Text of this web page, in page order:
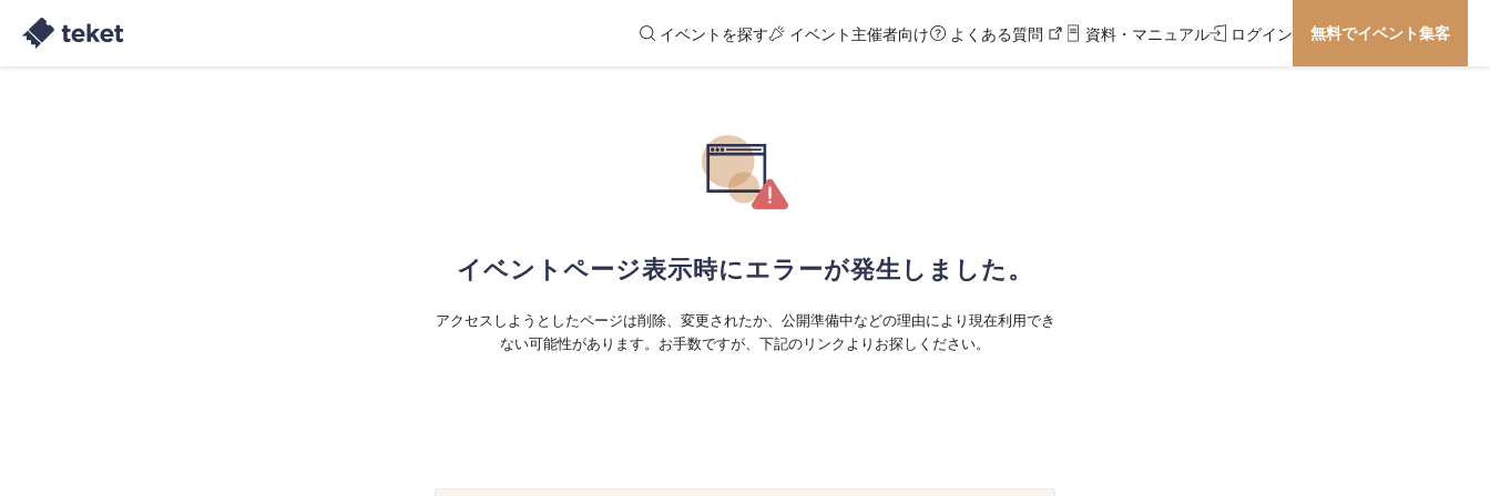
イベントを探す イベント主催者向け よくある質問 資料・マニュアル ログイン 無料でイベント集客
イベントページ表示時にエラーが発生しました。
アクセスしようとしたページは削除、変更されたか、公開準備中などの理由により現在利用でき
ない可能性があります。お手数ですが、下記のリンクよりお探しください。